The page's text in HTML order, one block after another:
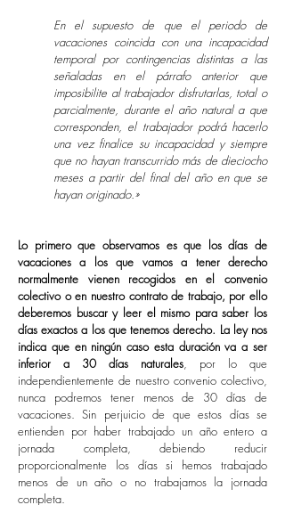
En el supuesto de que el periodo de
vacaciones coincida con una incapacidad
temporal por contingencias distintas a las
señaladas en el párrafo anterior que
imposibilite al trabajador disfrutarlas, total o
parcialmente, durante el año natural a que
corresponden, el trabajador podrá hacerlo
una vez finalice su incapacidad y siempre
que no hayan transcurrido más de dieciocho
meses a partir del final del año en que se
hayan originado.»
Lo primero que observamos es que los días de
vacaciones a los que vamos a tener derecho
normalmente vienen recogidos en el convenio
colectivo o en nuestro contrato de trabajo, por ello
deberemos buscar y leer el mismo para saber los
días exactos a los que tenemos derecho. La ley nos
indica que en ningún caso esta duración va a ser
inferior a 30 días naturales, por lo que
independientemente de nuestro convenio colectivo,
nunca podremos tener menos de 30 días de
vacaciones. Sin perjuicio de que estos días se
entienden por haber trabajado un año entero a
jornada completa, debiendo reducir
proporcionalmente los días si hemos trabajado
menos de un año o no trabajamos la jornada
completa.